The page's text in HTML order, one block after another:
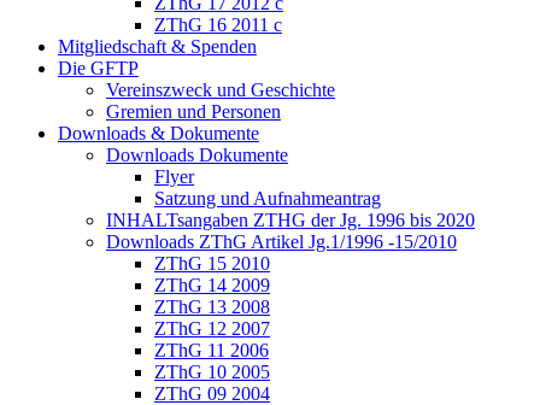
ZThG 16 2011 c
Mitgliedschaft & Spenden
Die GFTP
Vereinszweck und Geschichte
Gremien und Personen
Downloads & Dokumente
Downloads Dokumente
Flyer
Satzung und Aufnahmeantrag
INHALTsangaben ZTHG der Jg. 1996 bis 2020
Downloads ZThG Artikel Jg.1/1996 -15/2010
ZThG 15 2010
ZThG 14 2009
ZThG 13 2008
ZThG 12 2007
ZThG 11 2006
ZThG 10 2005
ZThG 09 2004